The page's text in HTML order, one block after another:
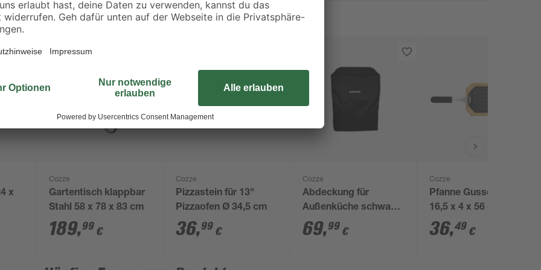
x
Cozze
Gartentisch klappbar
Stahl 58 x 78 x 83 cm
189,99 €
Cozze
Pizzastein für 13"
Pizzaofen Ø 34,5 cm
36,99 €
Cozze
Abdeckung für
Außenküche schwarz
85 x 360 x 225 cm
69,99 €
Cozze
Pfanne Gusseisen
16,5 x 4 x 56 cm
36,49 €